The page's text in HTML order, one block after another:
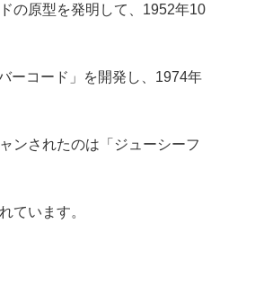
の原型を発明して、1952年10
ーコード」を開発し、1974年
ンされたのは「ジューシーフ
ています。